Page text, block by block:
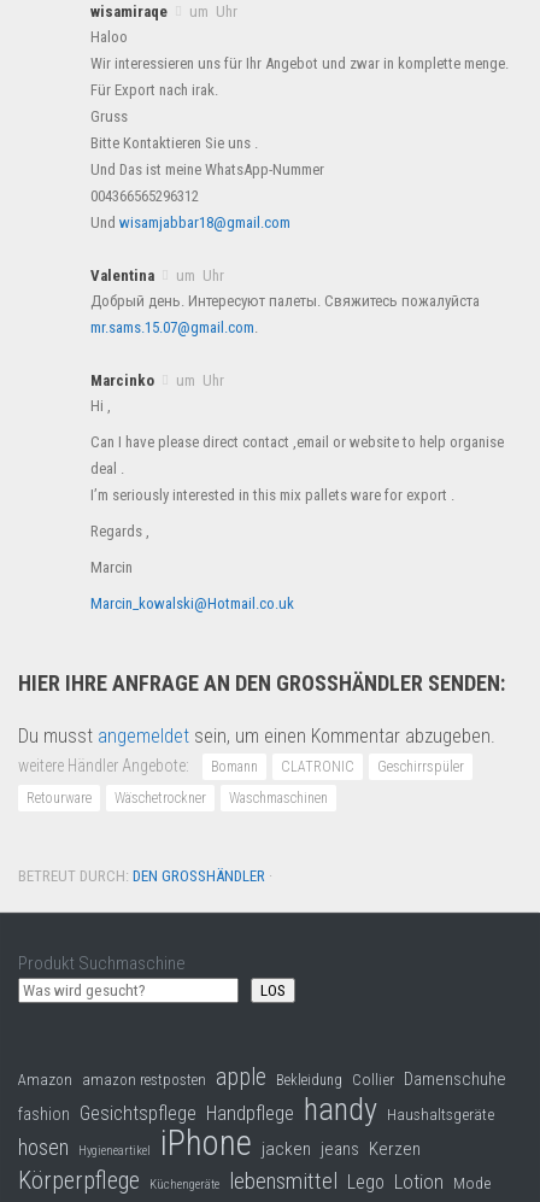
wisamiraqe
um Uhr
Haloo
Wir interessieren uns für Ihr Angebot und zwar in komplette menge.
Für Export nach irak.
Gruss
Bitte Kontaktieren Sie uns .
Und Das ist meine WhatsApp-Nummer
004366565296312
Und wisamjabbar18@gmail.com
Valentina
um Uhr
Добрый день. Интересуют палеты. Свяжитесь пожалуйста
mr.sams.15.07@gmail.com.
Marcinko
um Uhr
Hi ,
Can I have please direct contact ,email or website to help organise
deal .
I’m seriously interested in this mix pallets ware for export .
Regards ,
Marcin
Marcin_kowalski@Hotmail.co.uk
HIER IHRE ANFRAGE AN DEN GROSSHÄNDLER SENDEN:
Du musst angemeldet sein, um einen Kommentar abzugeben.
weitere Händler Angebote: Bomann CLATRONIC
Geschirrspüler
Retourware
Wäschetrockner Waschmaschinen
BETREUT DURCH: DEN GROSSHÄNDLER ·
Produkt Suchmaschine
LOS
Amazon amazon restposten apple Bekleidung Collier Damenschuhe
fashion Gesichtspflege Handpflege handy Haushaltsgeräte
hosen Hygieneartikel iPhone jacken jeans Kerzen
Körperpflege Küchengeräte lebensmittel Lego Lotion Mode